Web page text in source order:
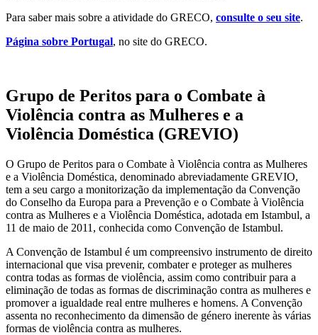
Para saber mais sobre a atividade do GRECO, consulte o seu site.
Página sobre Portugal, no site do GRECO.
Grupo de Peritos para o Combate à
Violência contra as Mulheres e a
Violência Doméstica (GREVIO)
O Grupo de Peritos para o Combate à Violência contra as Mulheres
e a Violência Doméstica, denominado abreviadamente GREVIO,
tem a seu cargo a monitorização da implementação da Convenção
do Conselho da Europa para a Prevenção e o Combate à Violência
contra as Mulheres e a Violência Doméstica, adotada em Istambul, a
11 de maio de 2011, conhecida como Convenção de Istambul.
A Convenção de Istambul é um compreensivo instrumento de direito
internacional que visa prevenir, combater e proteger as mulheres
contra todas as formas de violência, assim como contribuir para a
eliminação de todas as formas de discriminação contra as mulheres e
promover a igualdade real entre mulheres e homens. A Convenção
assenta no reconhecimento da dimensão de género inerente às várias
formas de violência contra as mulheres.